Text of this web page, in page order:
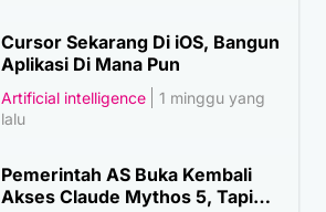
Cursor Sekarang Di iOS, Bangun
Aplikasi Di Mana Pun
Artificial intelligence
1 minggu yang
lalu
Pemerintah AS Buka Kembali
Akses Claude Mythos 5, Tapi…